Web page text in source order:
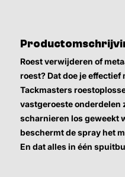
Roest verwijderen of
roest? Dat doe je
Tackmasters
vastgeroeste onderdelen
scharnieren los geweekt
beschermt de spray het
En dat alles in één